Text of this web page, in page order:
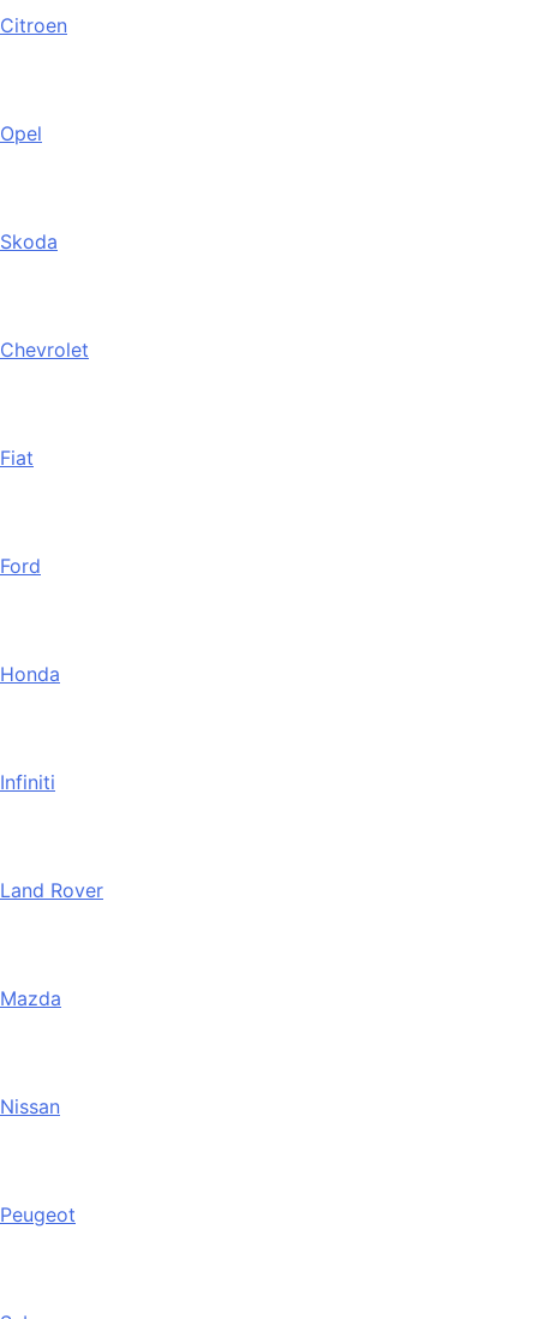
Citroen
Opel
Skoda
Chevrolet
Fiat
Ford
Honda
Infiniti
Land Rover
Mazda
Nissan
Peugeot